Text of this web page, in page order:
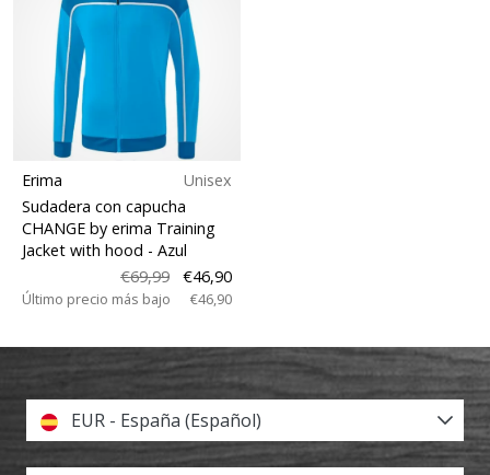
Erima
Unisex
Sudadera con capucha
CHANGE by erima Training
Jacket with hood - Azul
€69,99
€46,90
Último precio más bajo €46,90
EUR - España (Español)